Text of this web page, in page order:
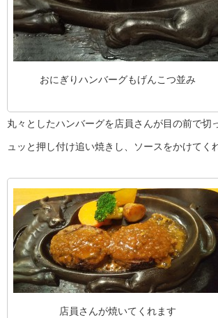
おにぎりハンバーグもげんこつ並み
丸々としたハンバーグを店員さんが目の前で切
ュッと押し付け追い焼きし、ソースをかけてく
店員さんが焼いてくれます